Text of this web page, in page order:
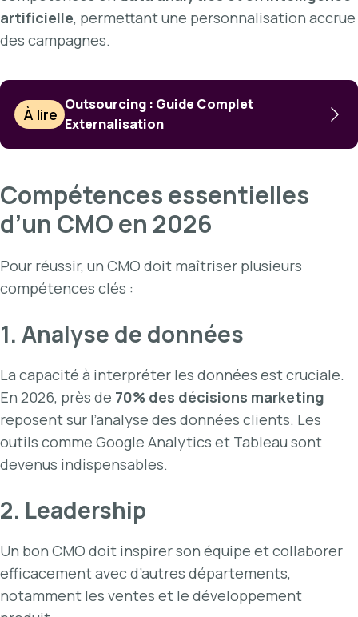
artificielle, permettant une personnalisation accrue
des campagnes.
À lire
Outsourcing : Guide Complet
Externalisation
Compétences essentielles
d’un CMO en 2026
Pour réussir, un CMO doit maîtriser plusieurs
compétences clés :
1. Analyse de données
La capacité à interpréter les données est cruciale.
En 2026, près de 70% des décisions marketing
reposent sur l’analyse des données clients. Les
outils comme Google Analytics et Tableau sont
devenus indispensables.
2. Leadership
Un bon CMO doit inspirer son équipe et collaborer
efficacement avec d’autres départements,
notamment les ventes et le développement